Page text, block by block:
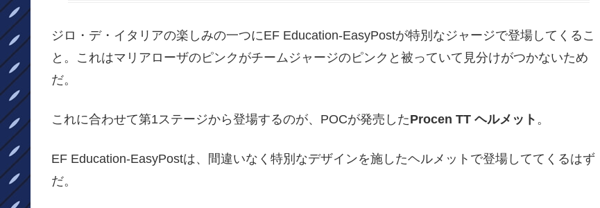
ジロ・デ・イタリアの楽しみの一つにEF Education-EasyPostが特別なジャージで登場してくるこ
と。これはマリアローザのピンクがチームジャージのピンクと被っていて見分けがつかないため
だ。
これに合わせて第1ステージから登場するのが、POCが発売したProcen TT ヘルメット 。
EF Education-EasyPostは、間違いなく特別なデザインを施したヘルメットで登場しててくるはず
だ。